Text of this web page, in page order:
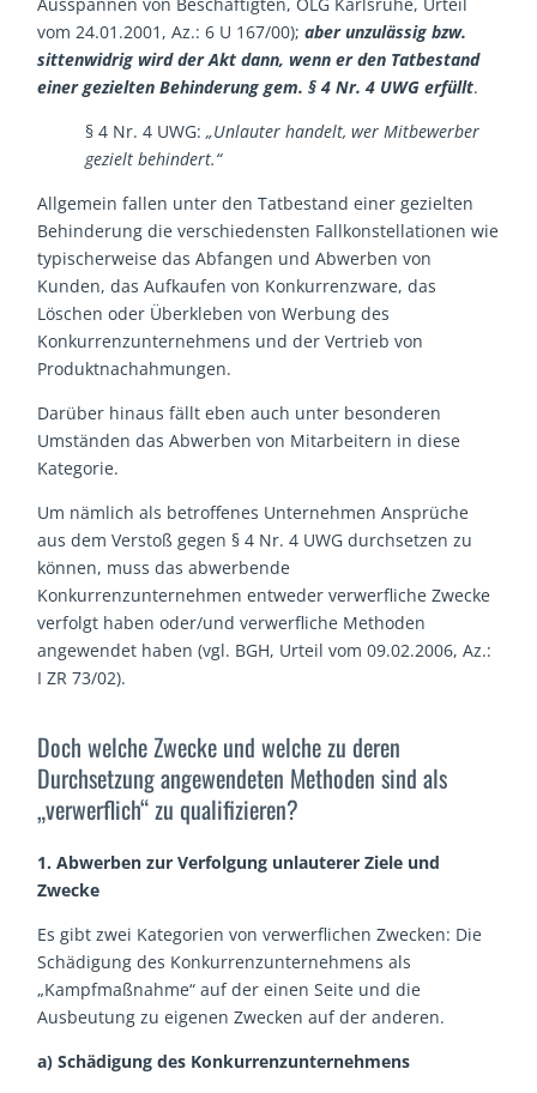
vom 24.01.2001, Az.: 6 U 167/00);aber unzulässig bzw.
sittenwidrig wird der Akt dann, wenn er den Tatbestand
einer gezielten Behinderung gem. § 4 Nr. 4 UWG erfüllt.
§ 4 Nr. 4 UWG:„Unlauter handelt, wer Mitbewerber
gezielt behindert.“
Allgemein fallen unter den Tatbestand einer gezielten
Behinderung die verschiedensten Fallkonstellationen wie
typischerweise das Abfangen und Abwerben von
Kunden, das Aufkaufen von Konkurrenzware, das
Löschen oder Überkleben von Werbung des
Konkurrenzunternehmens und der Vertrieb von
Produktnachahmungen.
Darüber hinaus fällt eben auch unter besonderen
Umständen das Abwerben von Mitarbeitern in diese
Kategorie.
Um nämlich als betroffenes Unternehmen Ansprüche
aus dem Verstoß gegen § 4 Nr. 4 UWG durchsetzen zu
können, muss das abwerbende
Konkurrenzunternehmen entweder verwerfliche Zwecke
verfolgt haben oder/und verwerfliche Methoden
angewendet haben (vgl. BGH, Urteil vom 09.02.2006, Az.:
I ZR 73/02).
Doch welche Zwecke und welche zu deren
Durchsetzung angewendeten Methoden sind als
„verwerflich“ zu qualifizieren?
1. Abwerben zur Verfolgung unlauterer Ziele und
Zwecke
Es gibt zwei Kategorien von verwerflichen Zwecken: Die
Schädigung des Konkurrenzunternehmens als
„Kampfmaßnahme“ auf der einen Seite und die
Ausbeutung zu eigenen Zwecken auf der anderen.
a) Schädigung des Konkurrenzunternehmens